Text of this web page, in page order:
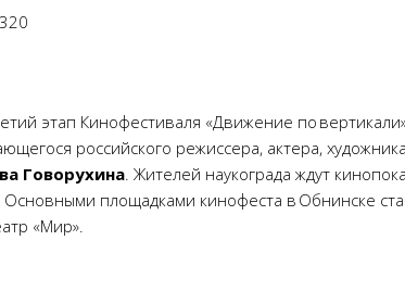
этап Кинофестиваля «Движение по
российского режиссера, актера,
Говорухина. Жителей наукограда ждут
Основными площадками кинофеста в Обнинске
«Мир».